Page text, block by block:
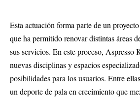
Esta actuación forma parte de un
que ha permitido renovar distintas áreas
sus servicios. En este proceso, Aspresso
nuevas disciplinas y espacios
posibilidades para los usuarios. Entre
un deporte de pala en crecimiento que